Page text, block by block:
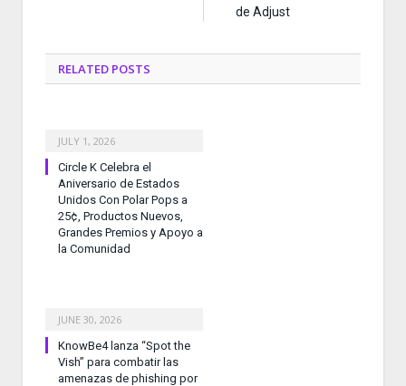
de Adjust
RELATED POSTS
JULY 1, 2026
Circle K Celebra el
Aniversario de Estados
Unidos Con Polar Pops a
25¢, Productos Nuevos,
Grandes Premios y Apoyo a
la Comunidad
JUNE 30, 2026
KnowBe4 lanza “Spot the
Vish” para combatir las
amenazas de phishing por